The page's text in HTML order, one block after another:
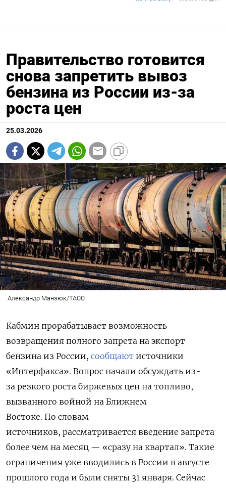
Правительство готовится
снова запретить вывоз
бензина из России из-за
роста цен
25.03.2026
Александр Манзюк/ТАСС
Кабмин прорабатывает возможность
возвращения полного запрета на экспорт
бензина из России, сообщают источники
«Интерфакса». Вопрос начали обсуждать из-
за резкого роста биржевых цен на топливо,
вызванного войной на Ближнем
Востоке. По словам
источников, рассматривается введение запрета
более чем на месяц — «сразу на квартал». Такие
ограничения уже вводились в России в августе
прошлого года и были сняты 31 января. Сейчас